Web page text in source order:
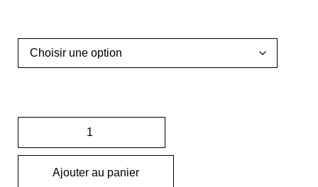
Ajouter au panier